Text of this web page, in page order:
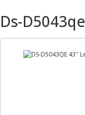
Ds-D5043qe